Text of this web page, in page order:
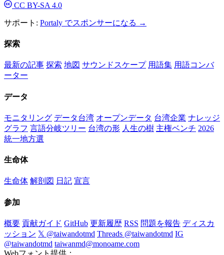
CC BY-SA 4.0
サポート: Portaly でスポンサーになる →
探索
最新の記事 探索 地図 サウンドスケープ 用語集 用語コンバ
ーター
データ
モニタリング データ台湾 オープンデータ 台湾企業 ナレッジ
グラフ 言語分岐ツリー 台湾の形 人生の樹 主権ベンチ 2026
統一地方選
生命体
生命体 解剖図 日記 宣言
参加
概要 貢献ガイド GitHub 更新履歴 RSS 問題を報告 ディスカ
ッション 𝕏 @taiwandotmd Threads @taiwandotmd IG
@taiwandotmd taiwanmd@monoame.com
Webフォント提供：